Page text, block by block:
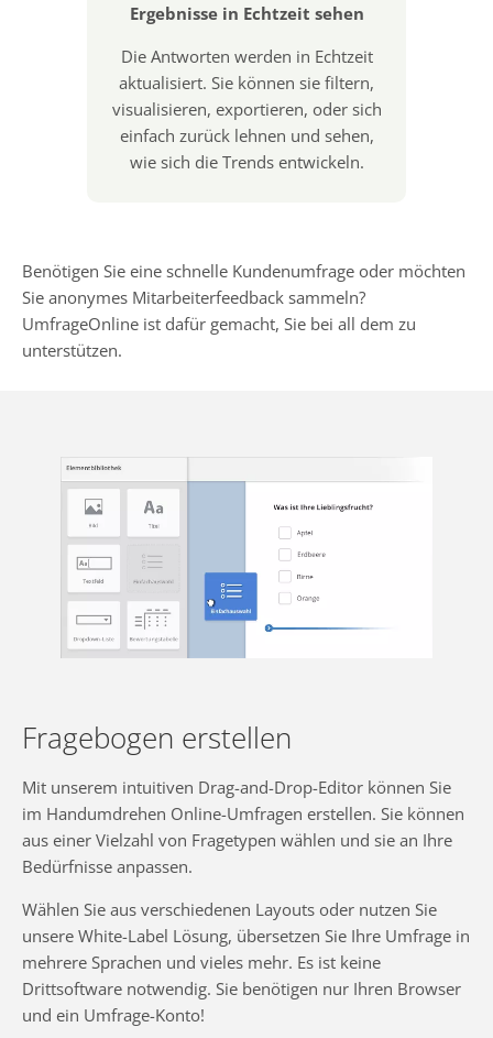
Ergebnisse in Echtzeit sehen
Die Antworten werden in Echtzeit
aktualisiert. Sie können sie filtern,
visualisieren, exportieren, oder sich
einfach zurück lehnen und sehen,
wie sich die Trends entwickeln.
Benötigen Sie eine schnelle Kundenumfrage oder möchten
Sie anonymes Mitarbeiterfeedback sammeln?
UmfrageOnline ist dafür gemacht, Sie bei all dem zu
unterstützen.
Fragebogen erstellen
Mit unserem intuitiven Drag-and-Drop-Editor können Sie
im Handumdrehen Online-Umfragen erstellen. Sie können
aus einer Vielzahl von Fragetypen wählen und sie an Ihre
Bedürfnisse anpassen.
Wählen Sie aus verschiedenen Layouts oder nutzen Sie
unsere White-Label Lösung, übersetzen Sie Ihre Umfrage in
mehrere Sprachen und vieles mehr. Es ist keine
Drittsoftware notwendig. Sie benötigen nur Ihren Browser
und ein Umfrage-Konto!